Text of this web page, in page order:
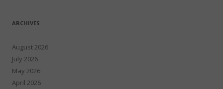
ARCHIVES
August 2026
July 2026
May 2026
April 2026